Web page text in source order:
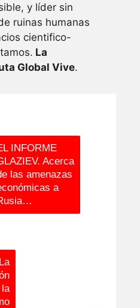
y líder sin
ruinas humanas
cientifico-
La
Global Vive.
INFORME
Acerca
las amenazas
a